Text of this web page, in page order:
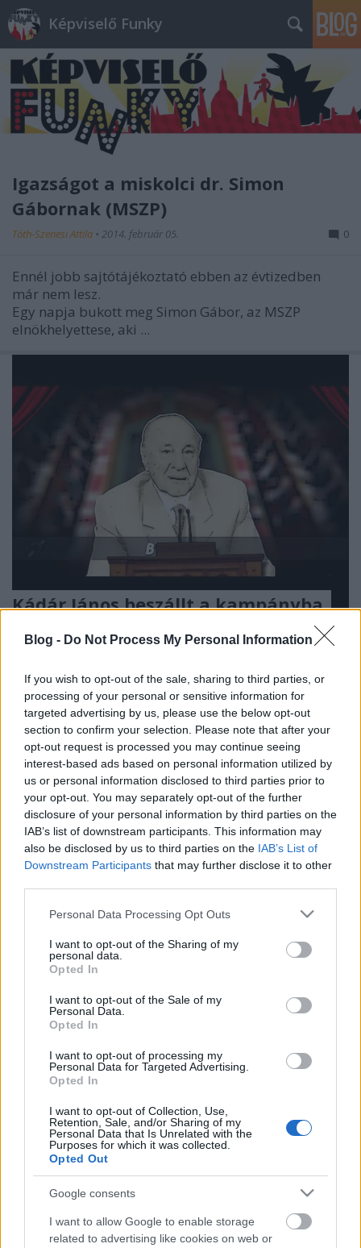
Blog - Do Not Process My Personal Information
If you wish to opt-out of the sale, sharing to third parties, or
processing of your personal or sensitive information for
targeted advertising by us, please use the below opt-out
section to confirm your selection. Please note that after your
opt-out request is processed you may continue seeing
interest-based ads based on personal information utilized by
us or personal information disclosed to third parties prior to
your opt-out. You may separately opt-out of the further
disclosure of your personal information by third parties on the
IAB’s list of downstream participants. This information may
also be disclosed by us to third parties on the IAB’s List of
Downstream Participants that may further disclose it to other
Please note that this website/app uses one or more Google
not limited to your visit or usage behaviour. You may click to
grant or deny consent to Google and its third-party tags to
use your data for below specified purposes in below Google
consent section.
Personal Data Processing Opt Outs
I want to opt-out of the Sharing of my
personal data.
Opted In
I want to opt-out of the Sale of my
Personal Data.
Opted In
I want to opt-out of processing my
Personal Data for Targeted Advertising.
Opted In
I want to opt-out of Collection, Use,
Retention, Sale, and/or Sharing of my
Personal Data that Is Unrelated with the
Purposes for which it was collected.
Opted Out
Google consents
I want to allow Google to enable storage
related to advertising like cookies on web or
Képviselő Funky
Igazságot a miskolci dr. Simon
Gábornak (MSZP)
Tóth-Szenesi Attila • 2014. február 05. 0
Ennél jobb sajtótájékoztató ebben az évtizedben
már nem lesz.
Egy napja bukott meg Simon Gábor, az MSZP
elnökhelyettese, aki ...
Kádár János beszállt a kampányba
A Munkáspártot soha nem lehetett szarral
gurigázással vádolni, de ma valamit csúcsra
járattak. Politikai és valódi hullákkal kevesen mernek
Ismét áll Rogán karója
K. Funky•2014. február 03.
Egy menekülő autótolvaj döntötte ki pénteken a
felújított Ferenciek terén, vasárnap a Belváros első
embere már büszkén feszített az új oszlop ...
Az Orbán-Bajnai kommentbotrány
hiteles története
Földes András• 2014. január 31.
"Orbánék cenzúrázták Bajnait"címmel adott ki
közleményt az Együtt 2014 sajtóosztálya pénteken
Szanyi kapitány 10 000-ért
kitárulkozik
2014. január 30.
Az MSZP fiatalos, lendületes, dinamikus arcát
mutatja a választókat, és ez komolyan sokkal
rosszabb még Mesterházy Attila portréfilmjénél is.